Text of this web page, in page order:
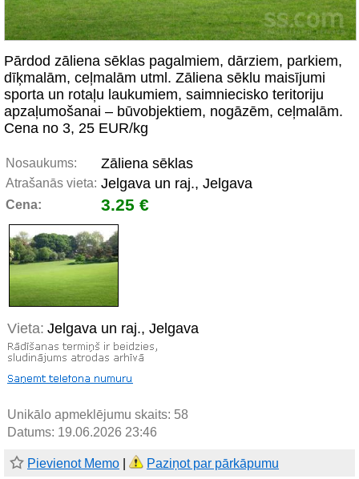
Pārdod zāliena sēklas pagalmiem, dārziem, parkiem,
dīķmalām, ceļmalām utml. Zāliena sēklu maisījumi
sporta un rotaļu laukumiem, saimniecisko teritoriju
apzaļumošanai – būvobjektiem, nogāzēm, ceļmalām.
Cena no 3, 25 EUR/kg
Nosaukums: Zāliena sēklas
Atrašanās vieta: Jelgava un raj., Jelgava
Cena: 3.25 €
Vieta: Jelgava un raj., Jelgava
Unikālo apmeklējumu skaits: 58
Datums: 19.06.2026 23:46
Pievienot Memo Paziņot par pārkāpumu